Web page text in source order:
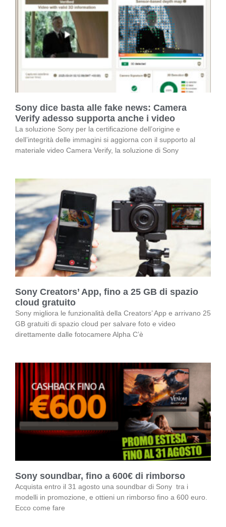
Sony dice basta alle fake news: Camera
Verify adesso supporta anche i video
La soluzione Sony per la certificazione dell’origine e
dell’integrità delle immagini si aggiorna con il supporto al
materiale video Camera Verify, la soluzione di Sony
Sony Creators’ App, fino a 25 GB di spazio
cloud gratuito
Sony migliora le funzionalità della Creators’ App e arrivano 25
GB gratuiti di spazio cloud per salvare foto e video
direttamente dalle fotocamere Alpha C’è
Sony soundbar, fino a 600€ di rimborso
Acquista entro il 31 agosto una soundbar di Sony tra i
modelli in promozione, e ottieni un rimborso fino a 600 euro.
Ecco come fare